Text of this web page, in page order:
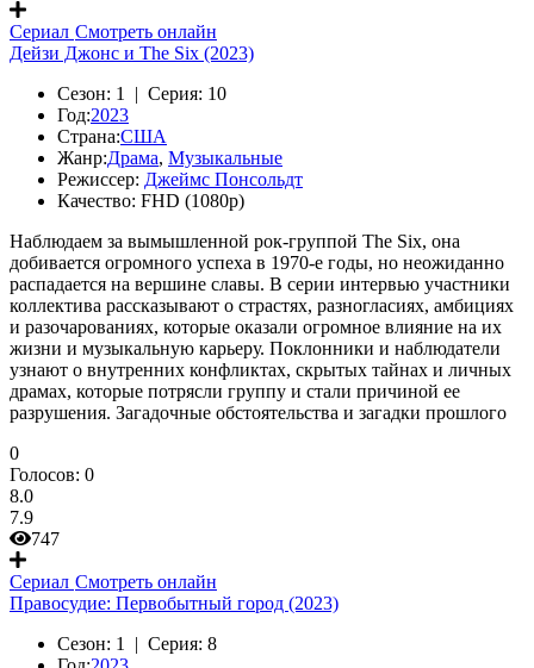
Сериал Смотреть онлайн
Дейзи Джонс и The Six (2023)
Сезон: 1 | Серия: 10
Год:2023
Страна:США
Жанр:Драма, Музыкальные
Режиссер: Джеймс Понсольдт
Качество: FHD (1080p)
Наблюдаем за вымышленной рок-группой The Six, она
добивается огромного успеха в 1970-е годы, но неожиданно
распадается на вершине славы. В серии интервью участники
коллектива рассказывают о страстях, разногласиях, амбициях
и разочарованиях, которые оказали огромное влияние на их
жизни и музыкальную карьеру. Поклонники и наблюдатели
узнают о внутренних конфликтах, скрытых тайнах и личных
драмах, которые потрясли группу и стали причиной ее
разрушения. Загадочные обстоятельства и загадки прошлого
0
Голосов: 0
8.0
7.9
747
Сериал Смотреть онлайн
Правосудие: Первобытный город (2023)
Сезон: 1 | Серия: 8